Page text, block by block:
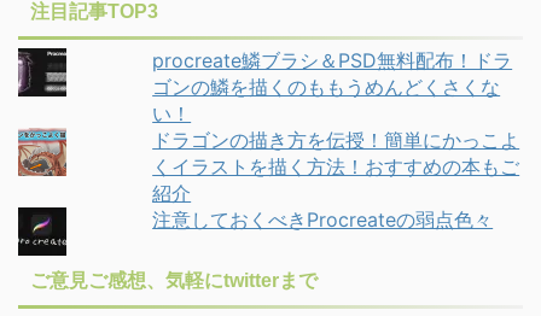
注目記事TOP3
procreate鱗ブラシ＆PSD無料配布！ドラ
ゴンの鱗を描くのももうめんどくさくな
い！
ドラゴンの描き方を伝授！簡単にかっこよ
くイラストを描く方法！おすすめの本もご
紹介
注意しておくべきProcreateの弱点色々
ご意見ご感想、気軽にtwitterまで